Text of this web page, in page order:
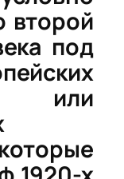
второй
под
или